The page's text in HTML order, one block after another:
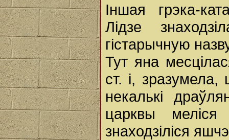
Іншая грэка-
Лідзе
гістарычную
Тут яна
ст. і,
некалькі
царквы меліся
знаходзіліся